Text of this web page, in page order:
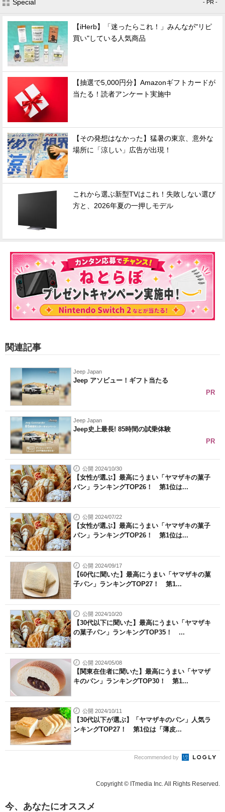
Special - PR -
【iHerb】「迷ったらこれ！」みんなが"リピ
買い"している人気商品
【抽選で5,000円分】Amazonギフトカードが
当たる！読者アンケート実施中
【その発想はなかった】猛暑の東京、意外な
場所に「涼しい」広告が出現！
これから選ぶ新型TVはこれ！失敗しない選び
方と、2026年夏の一押しモデル
関連記事
Jeep Japan
Jeep アソビュー！ギフト当たる
PR
Jeep Japan
Jeep史上最長! 85時間の試乗体験
PR
公開 2024/10/30
【女性が選ぶ】最高にうまい「ヤマザキの菓子
パン」ランキングTOP26！ 第1位は...
公開 2024/07/22
【女性が選ぶ】最高にうまい「ヤマザキの菓子
パン」ランキングTOP26！ 第1位は...
公開 2024/09/17
【60代に聞いた】最高にうまい「ヤマザキの菓
子パン」ランキングTOP27！ 第1...
公開 2024/10/20
【30代以下に聞いた】最高にうまい「ヤマザキ
の菓子パン」ランキングTOP35！ ...
公開 2024/05/08
【関東在住者に聞いた】最高にうまい「ヤマザ
キのパン」ランキングTOP30！ 第1...
公開 2024/10/11
【30代以下が選ぶ】「ヤマザキのパン」人気ラ
ンキングTOP27！ 第1位は「薄皮...
Recommended by
Copyright © ITmedia Inc. All Rights Reserved.
今、あなたにオススメ